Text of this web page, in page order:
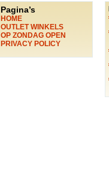
Pagina’s
HOME
OUTLET WINKELS
OP ZONDAG OPEN
PRIVACY POLICY